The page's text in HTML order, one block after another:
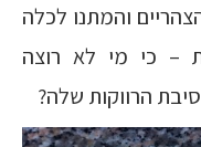
והמתנו לכלה
– כי מי לא רוצה
הרווקות שלה?